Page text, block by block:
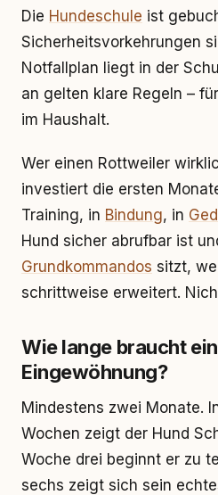
Die Hundeschule ist
Sicherheitsvorkehrungen
Notfallplan liegt in der
an gelten klare Regeln –
im Haushalt.
Wer einen Rottweiler
investiert die ersten
Training, in Bindung, in
Hund sicher abrufbar ist
Grundkommandos sitzt,
schrittweise erweitert.
Wie lange braucht
Eingewöhnung?
Mindestens zwei Monate.
Wochen zeigt der Hund
Woche drei beginnt er zu
sechs zeigt sich sein